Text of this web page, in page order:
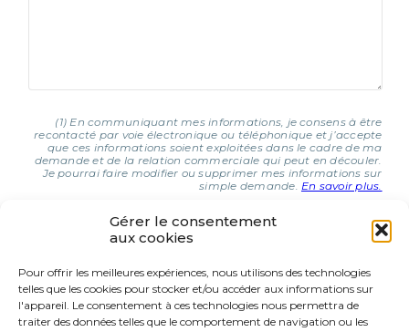
Gérer le consentement
aux cookies
Pour offrir les meilleures expériences, nous utilisons des technologies
telles que les cookies pour stocker et/ou accéder aux informations sur
l'appareil. Le consentement à ces technologies nous permettra de
traiter des données telles que le comportement de navigation ou les
(1) En communiquant mes informations, je consens à être
recontacté par voie électronique ou téléphonique et j’accepte
que ces informations soient exploitées dans le cadre de ma
demande et de la relation commerciale qui peut en découler.
Je pourrai faire modifier ou supprimer mes informations sur
simple demande. En savoir plus.
J'AI COMPRIS ET J'ACCEPTE (1)
9 Rue d’Italie
68310 Wittelsheim